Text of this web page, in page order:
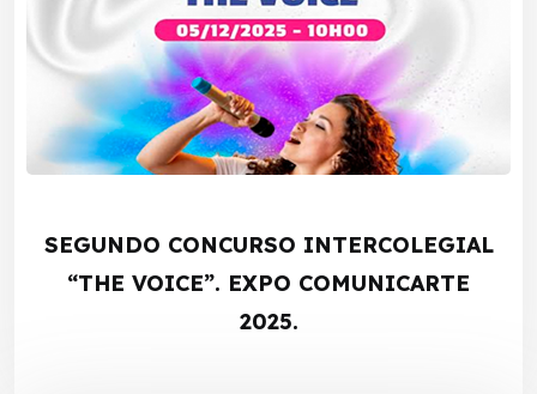
SEGUNDO CONCURSO INTERCOLEGIAL
“THE VOICE”. EXPO COMUNICARTE
2025.